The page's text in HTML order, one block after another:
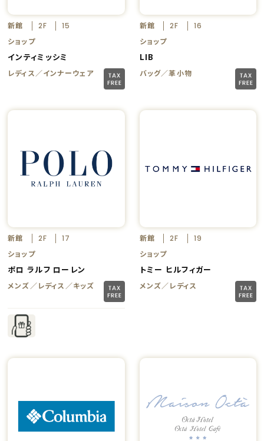
新館 2F
15
ショップ
インティミッシミ
レディス／インナーウェア
新館 2F
16
ショップ
LIB
バッグ／革小物
新館 2F
17
ショップ
ポロ ラルフ ローレン
メンズ／レディス／キッズ
新館 2F
19
ショップ
トミー ヒルフィガー
メンズ／レディス